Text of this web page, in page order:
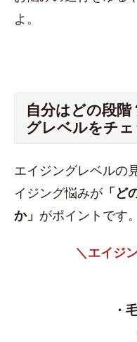
よ。
自分はどの段
グレベルをチェ
エイジングレベルの
イジング悩みが 「
か」 がポイントです。
＼エイジ
・